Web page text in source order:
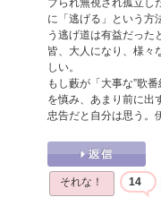
ブられ無視され孤立し
に「逃げる」という方
う逃げ道は有益だった
皆、大人になり、様々
しい。
もし藪が「大事な”歌
を慎み、あまり前に出
忠告だと自分は思う。
それな！ 14